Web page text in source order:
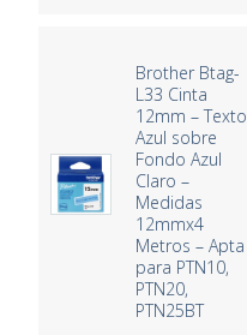
Brother Btag-
L33 Cinta
12mm – Texto
Azul sobre
Fondo Azul
Claro –
Medidas
12mmx4
Metros – Apta
para PTN10,
PTN20,
PTN25BT